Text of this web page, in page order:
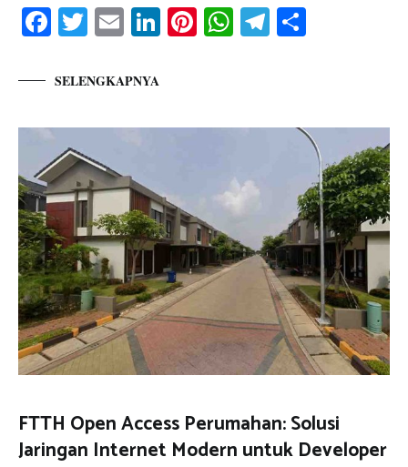
Facebook
Twitter
EmailLinkedIn
Pinterest
WhatsApp
Telegram
SELENGKAPNYA
FTTH Open Access Perumahan: Solusi
Jaringan Internet Modern untuk Developer